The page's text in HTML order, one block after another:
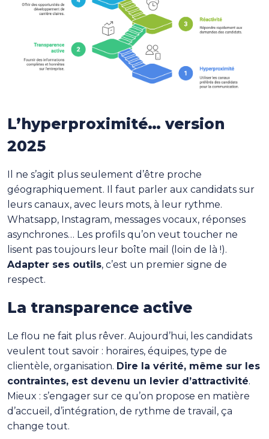
L’hyperproximité… version
2025
Il ne s’agit plus seulement d’être proche
géographiquement. Il faut parler aux candidats sur
leurs canaux, avec leurs mots, à leur rythme.
Whatsapp, Instagram, messages vocaux, réponses
asynchrones… Les profils qu’on veut toucher ne
lisent pas toujours leur boîte mail (loin de là !).
Adapter ses outils, c’est un premier signe de
respect.
La transparence active
Le flou ne fait plus rêver. Aujourd’hui, les candidats
veulent tout savoir : horaires, équipes, type de
clientèle, organisation. Dire la vérité, même sur les
contraintes, est devenu un levier d’attractivité.
Mieux : s’engager sur ce qu’on propose en matière
d’accueil, d’intégration, de rythme de travail, ça
change tout.